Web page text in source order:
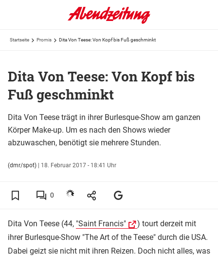
Startseite Promis Dita Von Teese: Von Kopf bis Fuß geschminkt
Dita Von Teese: Von Kopf bis
Fuß geschminkt
Dita Von Teese trägt in ihrer Burlesque-Show am ganzen
Körper Make-up. Um es nach den Shows wieder
abzuwaschen, benötigt sie mehrere Stunden.
(dmr/spot) | 18. Februar 2017 - 18:41 Uhr
0
Dita Von Teese (44, "Saint Francis"
) tourt derzeit mit
ihrer Burlesque-Show "The Art of the Teese" durch die USA.
Dabei geizt sie nicht mit ihren Reizen. Doch nicht alles, was